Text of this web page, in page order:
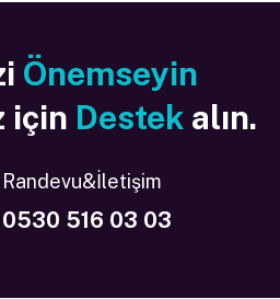
Önemseyin
için Destek alın.
Randevu&İletişim
0530 516 03 03